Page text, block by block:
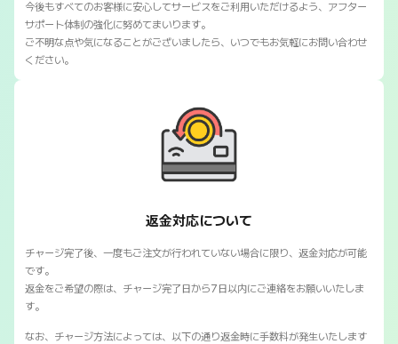
今後もすべてのお客様に安心してサービスをご利用いただけるよう、アフター
サポート体制の強化に努めてまいります。
ご不明な点や気になることがございましたら、いつでもお気軽にお問い合わせ
ください。
SNSマートの返金対応について
返金対応について
チャージ完了後、一度もご注文が行われていない場合に限り、返金対応が可能
です。
返金をご希望の際は、チャージ完了日から7日以内にご連絡をお願いいたしま
す。
なお、チャージ方法によっては、以下の通り返金時に手数料が発生いたします